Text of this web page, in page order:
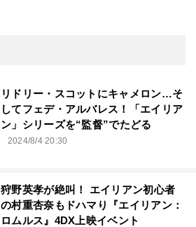
リドリー・スコットにキャメロン…そ
してフェデ・アルバレス！「エイリア
ン」シリーズを“監督”でたどる
2024/8/4 20:30
狩野英孝が絶叫！ エイリアン初心者
の村重杏奈もドハマり『エイリアン：
ロムルス』4DX上映イベント